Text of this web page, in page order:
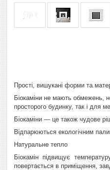
Прості, вишукані форми та
Біокаміни не мають обмежень,
просторого будинку, так і для
Біокаміни — це також чудове
Відпарюються екологічним
Натуральне тепло
Біокамін підвищує
повертається в приміщення,